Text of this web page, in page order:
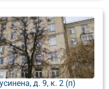
д. 9, к. 2 (п)